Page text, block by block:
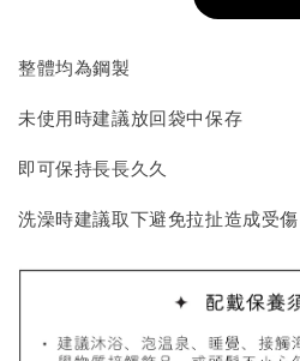
整體均為鋼製
未使用時建議放回袋中保存
即可保持長長久久
洗澡時建議取下避免拉扯造成受傷